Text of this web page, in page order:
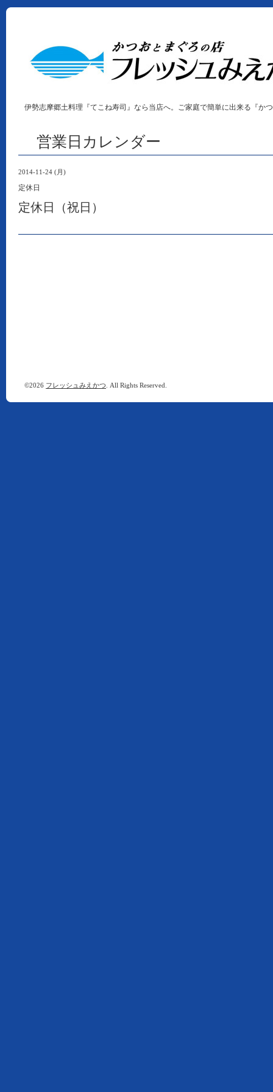
伊勢志摩郷土料理『てこね寿司』なら当店へ。ご家庭で簡単に出来る『か
営業日カレンダー
2014-11-24 (月)
定休日
定休日（祝日）
©2026 フレッシュみえかつ . All Rights Reserved.